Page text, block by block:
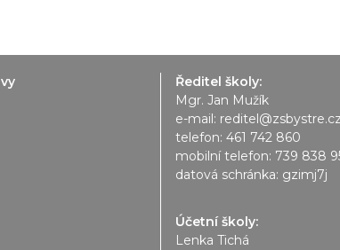
Ředitel školy:
Mgr. Jan Mužík
e-mail: reditel@zsbystre.cz
telefon: 461 742 860
mobilní telefon: 739 838
datová schránka: gzimj7j
Účetní školy:
Lenka Tichá